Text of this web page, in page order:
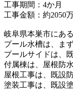
工事期間：4か月
工事金額：約2050
岐阜県本巣市にあ
プール水槽は、ま
プールサイドは、
付属棟は、屋根防
屋根工事は、既設
塗装工事は、既設